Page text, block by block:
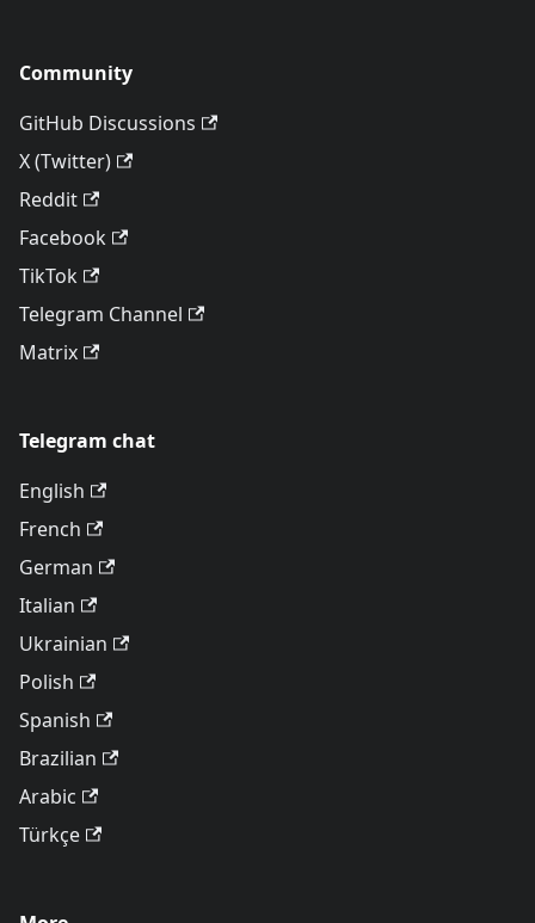
Community
GitHub Discussions
X (Twitter)
Reddit
Facebook
TikTok
Telegram Channel
Matrix
Telegram chat
English
French
German
Italian
Ukrainian
Polish
Spanish
Brazilian
Arabic
Türkçe